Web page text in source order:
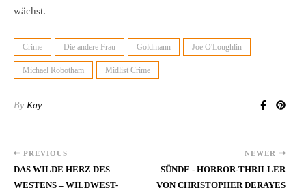
wächst.
Crime Die andere Frau Goldmann Joe O'Loughlin
Michael Robotham Midlist Crime
By Kay
PREVIOUS
DAS WILDE HERZ DES
WESTENS – WILDWEST-
NEWER
SÜNDE - HORROR-THRILLER
VON CHRISTOPHER DERAYES